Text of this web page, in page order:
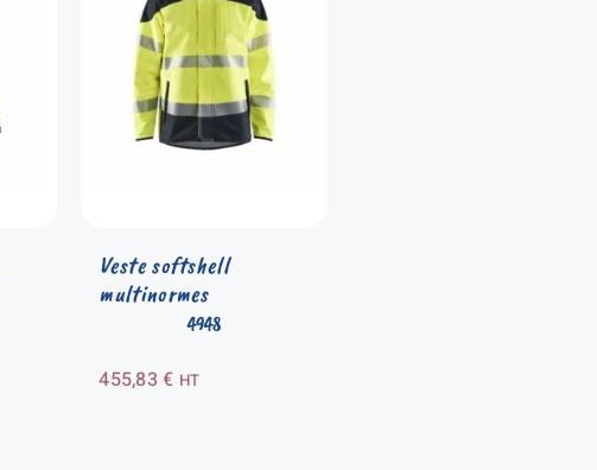
4948
Veste softshell
multinormes
455,83€ HT